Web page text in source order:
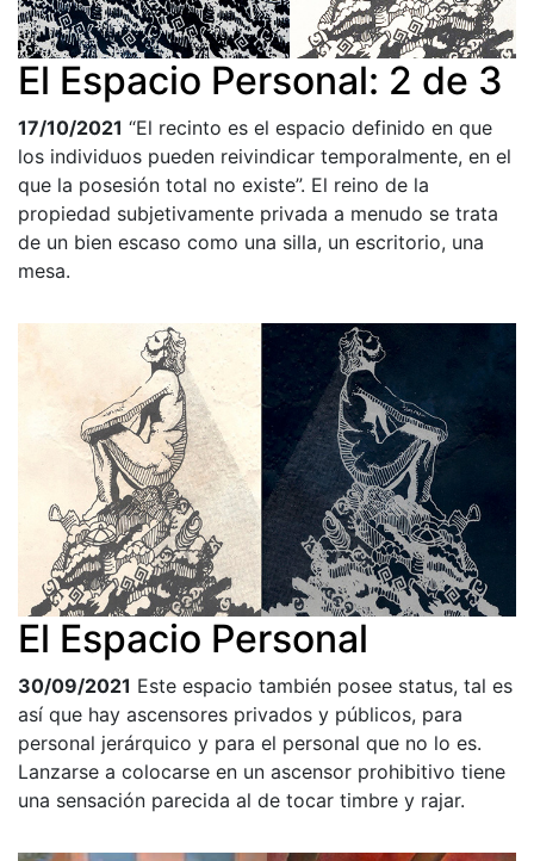
El Espacio Personal: 2 de 3
17/10/2021 “El recinto es el espacio definido en que
los individuos pueden reivindicar temporalmente, en el
que la posesión total no existe”. El reino de la
propiedad subjetivamente privada a menudo se trata
de un bien escaso como una silla, un escritorio, una
mesa.
El Espacio Personal
30/09/2021 Este espacio también posee status, tal es
así que hay ascensores privados y públicos, para
personal jerárquico y para el personal que no lo es.
Lanzarse a colocarse en un ascensor prohibitivo tiene
una sensación parecida al de tocar timbre y rajar.